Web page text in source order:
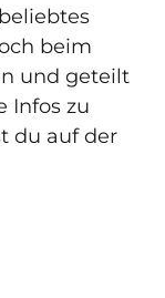
beim
und geteilt
Infos zu
du auf der